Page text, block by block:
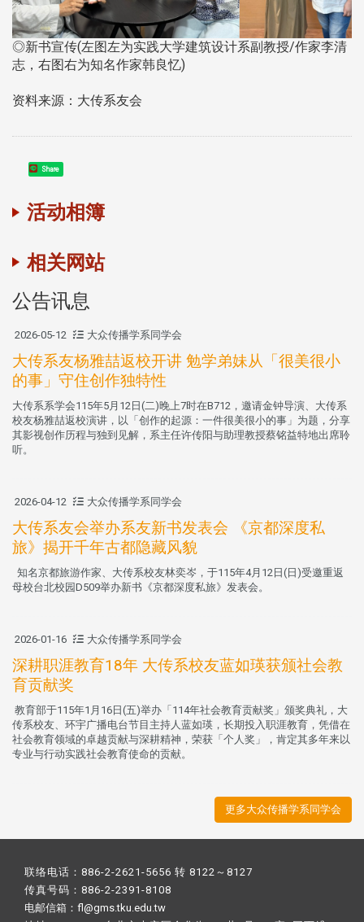
◎新书宣传(左图左为实践大学建筑设计系副教授/作家李清
志，右图右为知名作家韩良忆)
资料来源：大传系友会
Share
活动相簿
相关网站
公告讯息
2026-05-12 大众传播学系同学会
大传系友杨雅喆返校开讲 勉学弟妹从「很美很小
的事」守住创作独特性
大传系系学会115年5月12日(二)晚上7时在B712，邀请金钟导演、大传系
校友杨雅喆返校演讲，以「创作的起源：一件很美很小的事」为题，分享
其影视创作历程与独到见解，系主任许传阳与助理教授蔡铭益特地出席聆
听。
2026-04-12 大众传播学系同学会
大传系友会举办系友新书发表会 《京都深度私
旅》揭开千年古都隐藏风貌
知名京都旅游作家、大传系校友林奕岑，于115年4月12日(日)受邀重返
母校台北校园D509举办新书《京都深度私旅》发表会。
2026-01-16 大众传播学系同学会
深耕职涯教育18年 大传系校友蓝如瑛获颁社会教
育贡献奖
教育部于115年1月16日(五)举办「114年社会教育贡献奖」颁奖典礼，大
传系校友、环宇广播电台节目主持人蓝如瑛，长期投入职涯教育，凭借在
社会教育领域的卓越贡献与深耕精神，荣获「个人奖」，肯定其多年来以
专业与行动实践社会教育使命的贡献。
更多大众传播学系同学会
联络电话：886-2-2621-5656 转 8122～8127
传真号码：886-2-2391-8108
电邮信箱：fl@gms.tku.edu.tw